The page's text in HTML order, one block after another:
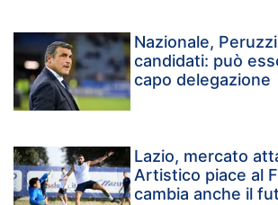
Nazionale,
candidati: può
capo delegazione
Lazio, mercato
Artistico piace al
cambia anche il